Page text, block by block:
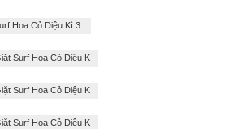
Hoa Cỏ Diệu Kì 3.
Surf Hoa Cỏ Diệu K
Surf Hoa Cỏ Diệu K
Surf Hoa Cỏ Diệu K